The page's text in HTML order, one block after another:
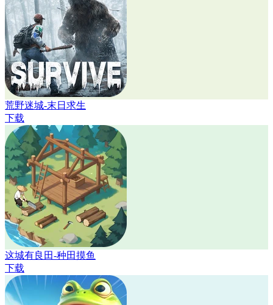
荒野迷城-末日求生
下载
这城有良田-种田摸鱼
下载